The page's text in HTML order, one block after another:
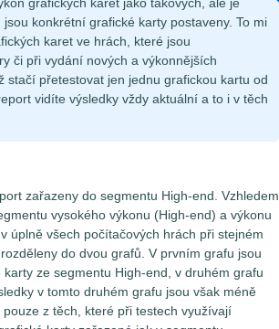
konkrétní grafické karty postaveny. To mi
karet ve hrách, které jsou
či při vydání nových a výkonnějších
přetestovat jen jednu grafickou kartu od
vidíte výsledky vždy aktuální a to i v těch
zařazeny do segmentu High-end. Vzhledem
vysokého výkonu (High-end) a výkonu
úplně všech počítačových hrách při stejném
do dvou grafů. V prvním grafu jsou
ze segmentu High-end, v druhém grafu
v tomto druhém grafu jsou však méně
z těch, které při testech využívají